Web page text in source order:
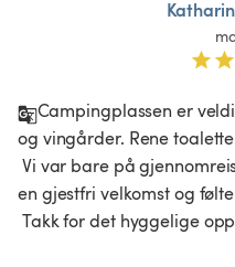
Campingplassen er
og vingårder. Rene
en gjestfri velkomst og
Takk for det hyggelige